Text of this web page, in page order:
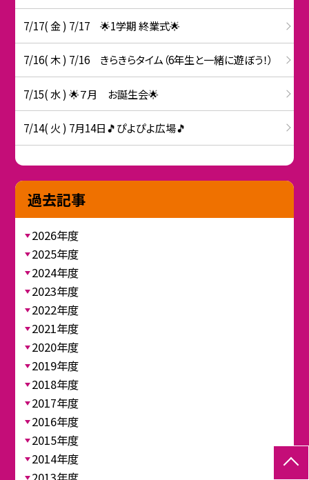
7/17( 金 ) 7/17 🌟1学期 終業式🌟
7/16( 木 ) 7/16 きらきらタイム（6年生と一緒に遊ぼう！）
7/15( 水 ) 🌟７月 お誕生会🌟
7/14( 火 ) 7月14日🎵ぴよぴよ広場🎵
過去記事
2026年度
2025年度
2024年度
2023年度
2022年度
2021年度
2020年度
2019年度
2018年度
2017年度
2016年度
2015年度
2014年度